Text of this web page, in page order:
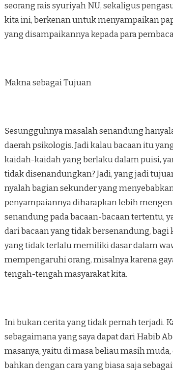
seorang rais syuriyah NU, sekaligus
kita ini, berkenan untuk menyampaikan
yang di­sampaikannya kepada para
Makna sebagai Tujuan
Sesungguhnya masalah senandung
daerah psikologis. Jadi kalau bacaan itu
kaidah-kaidah yang berlaku dalam puisi,
tidak di­se­nandungkan? Jadi, yang jadi
nyalah bagian sekunder yang
penyampaiannya diharap­kan lebih
senandung pada bacaan-bacaan tertentu,
dari baca­an yang tidak bersenandung,
yang tidak terlalu memiliki dasar dalam
mempengaruhi orang, misalnya ka­rena
tengah-tengah masyarakat kita.
Ini bukan cerita yang tidak pernah ter­jadi.
sebagaimana yang saya dapat dari Habib
masanya, yaitu di masa beliau masih
bahkan dengan cara yang biasa saja